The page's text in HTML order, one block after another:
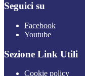
Seguici su
Facebook
Youtube
Sezione Link Utili
Cookie policy